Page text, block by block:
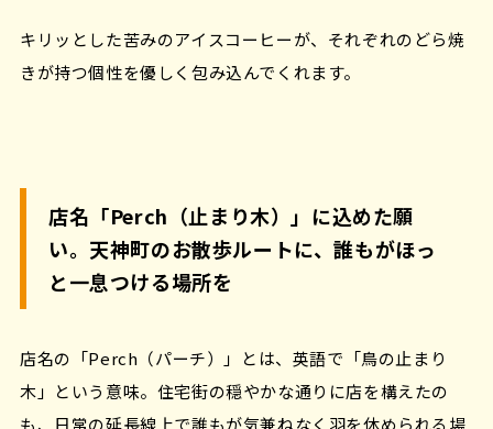
キリッとした苦みのアイスコーヒーが、それぞれのどら焼
きが持つ個性を優しく包み込んでくれます。
店名「Perch（止まり木）」に込めた願
い。天神町のお散歩ルートに、誰もがほっ
と一息つける場所を
店名の「Perch（パーチ）」とは、英語で「鳥の止まり
木」という意味。住宅街の穏やかな通りに店を構えたの